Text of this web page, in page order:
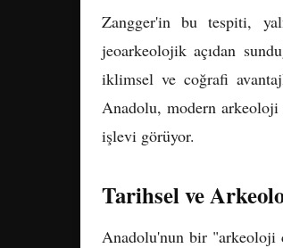
Zangger'in bu tespiti,
jeoarkeolojik açıdan
iklimsel ve coğrafi
Anadolu, modern
işlevi görüyor.
Tarihsel ve
Anadolu'nun bir "arkeoloji